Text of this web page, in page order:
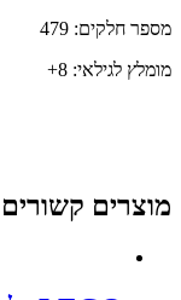
מספר חלקים: 479
מומלץ לגילאי: 8+
מוצרים קשורים